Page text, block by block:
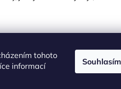
tohoto
informací
Souhlasím
produktů vyrábí v Evropské unii,
evropským normám a regulacím